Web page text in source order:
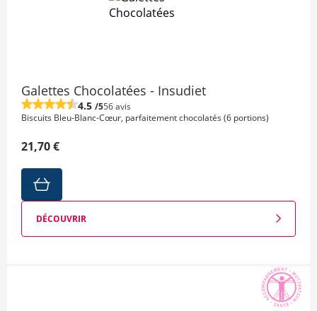
Galettes Chocolatées - Insudiet
4.5 /556 avis
Biscuits Bleu-Blanc-Cœur, parfaitement chocolatés (6 portions)
21,70 €
DÉCOUVRIR